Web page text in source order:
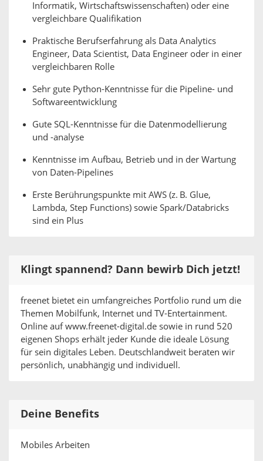
Informatik, Wirtschaftswissenschaften) oder eine
vergleichbare Qualifikation
Praktische Berufserfahrung als Data Analytics
Engineer, Data Scientist, Data Engineer oder in einer
vergleichbaren Rolle
Sehr gute Python-Kenntnisse für die Pipeline- und
Softwareentwicklung
Gute SQL-Kenntnisse für die Datenmodellierung
und -analyse
Kenntnisse im Aufbau, Betrieb und in der Wartung
von Daten-Pipelines
Erste Berührungspunkte mit AWS (z. B. Glue,
Lambda, Step Functions) sowie Spark/Databricks
sind ein Plus
Klingt spannend? Dann bewirb Dich jetzt!
freenet bietet ein umfangreiches Portfolio rund um die
Themen Mobilfunk, Internet und TV-Entertainment.
Online auf www.freenet-digital.de sowie in rund 520
eigenen Shops erhält jeder Kunde die ideale Lösung
für sein digitales Leben. Deutschlandweit beraten wir
persönlich, unabhängig und individuell.
Deine Benefits
Mobiles Arbeiten